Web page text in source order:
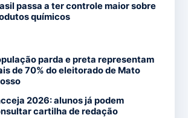
passa a ter controle maior sobre
químicos
parda e preta representam
de 70% do eleitorado de Mato
2026: alunos já podem
cartilha de redação